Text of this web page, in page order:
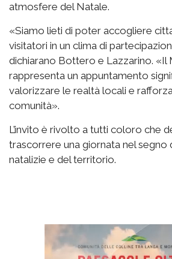
atmosfere del Natale.
«Siamo lieti di poter accogliere
visitatori in un clima di
dichiarano Bottero e Lazzarino. «Il
rappresenta un appuntamento
valorizzare le realtà locali e
comunità».
L’invito è rivolto a tutti coloro che
trascorrere una giornata nel segno
natalizie e del territorio.